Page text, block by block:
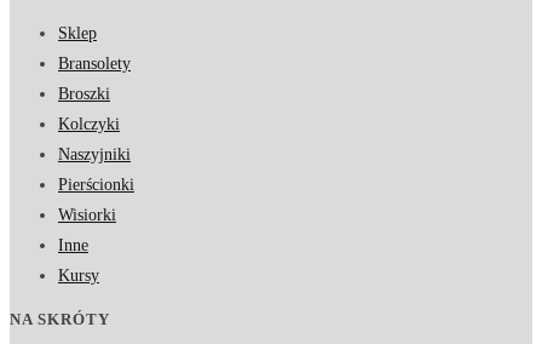
Sklep
Bransolety
Broszki
Kolczyki
Naszyjniki
Pierścionki
Wisiorki
Inne
Kursy
NA SKRÓTY